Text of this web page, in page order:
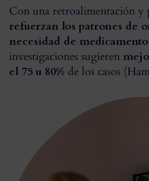
Con una retroalimentación y
refuerzan los patrones de
necesidad de
investigaciones sugieren
el 75 u 80% de los casos